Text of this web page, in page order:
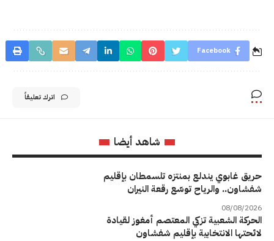
Facebook
اترك تعليقاً
شاهد أيضا
حريق غابوي يندلع بمنتزه تلسمطان بإقليم
شفشاون.. والرياح توسّع رقعة النيران
08/08/2026
الحركة الشعبية تزكي المعتصم أمغوز لقيادة
لائحتها الانتخابية بإقليم شفشاون